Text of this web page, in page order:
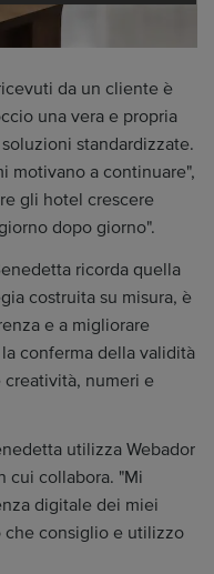
da un cliente è
una vera e propria
standardizzate.
motivano a continuare",
gli hotel crescere
dopo giorno".
ricorda quella
costruita su misura, è
e a migliorare
conferma della validità
numeri e
utilizza Webador
cui collabora. "Mi
digitale dei miei
che consiglio e utilizzo